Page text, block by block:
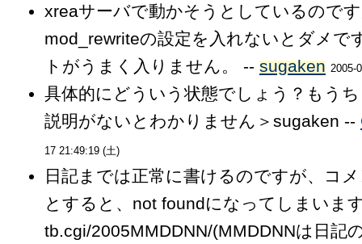
xreaサーバで動かそうとしているので
mod_rewriteの設定を入れないとダメで
トがうまく入りません。 -- sugaken 2005-
具体的にどういう状態でしょう？もう
説明がないとわかりません＞sugaken --
17 21:49:19 (土)
日記までは正常に書けるのですが、コ
とすると、not foundになってしまいま
tb.cgi/2005MMDDNN/(MMDDNNは日記